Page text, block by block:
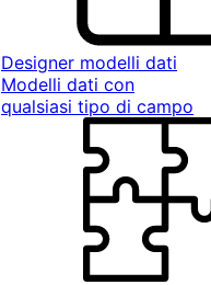
Designer modelli dati
Modelli dati con
qualsiasi tipo di campo